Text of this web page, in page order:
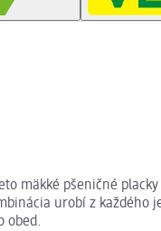
mäkké pšeničné
urobí z každého
obed.